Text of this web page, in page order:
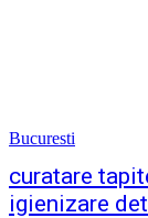
Bucuresti
curatare
igienizare